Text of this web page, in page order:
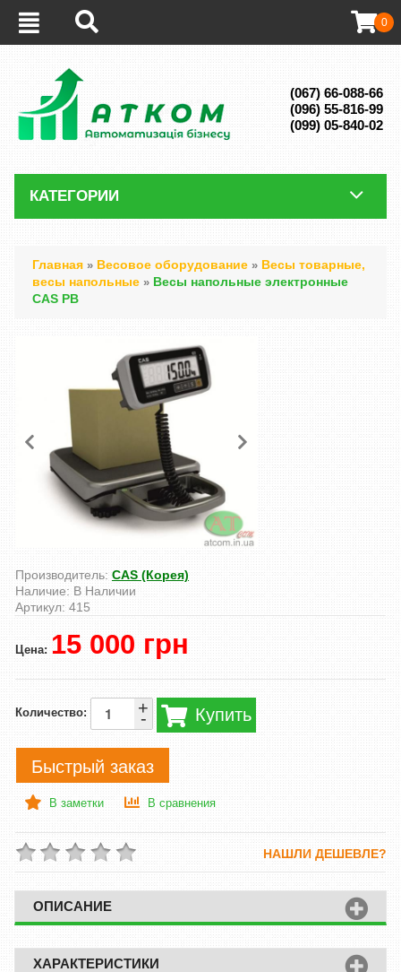
(067) 66-088-66
(096) 55-816-99
(099) 05-840-02
0
КАТЕГОРИИ
Главная » Весовое оборудование » Весы товарные,
весы напольные » Весы напольные электронные
CAS PB
Производитель: CAS (Корея)
Наличие: В Наличии
Артикул: 415
Цена: 15 000 грн
Количество: -
+ Купить
Быстрый заказ
В заметки В сравнения
НАШЛИ ДЕШЕВЛЕ?
ОПИСАНИЕ
ХАРАКТЕРИСТИКИ